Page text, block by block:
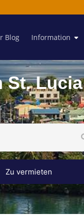
Blog Information
St. Lucia
Zu vermieten